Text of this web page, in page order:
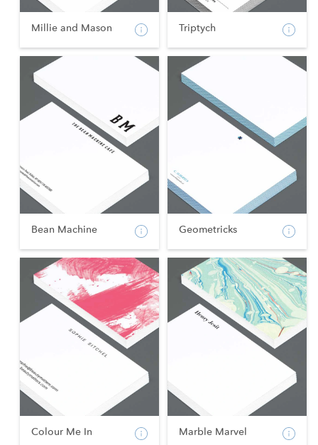
Millie and Mason Triptych
Bean Machine Geometricks
Colour Me In Marble Marvel